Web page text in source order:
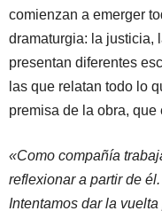
comienzan a emerger
dramaturgia: la justicia,
presentan diferentes
las que relatan todo lo
premisa de la obra,
«Como compañía
reflexionar a partir de
Intentamos dar la